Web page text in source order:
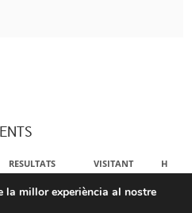
RESULTATS VISITANT HORA
AVAILABLE IN TABLE
millor experiència al nostre